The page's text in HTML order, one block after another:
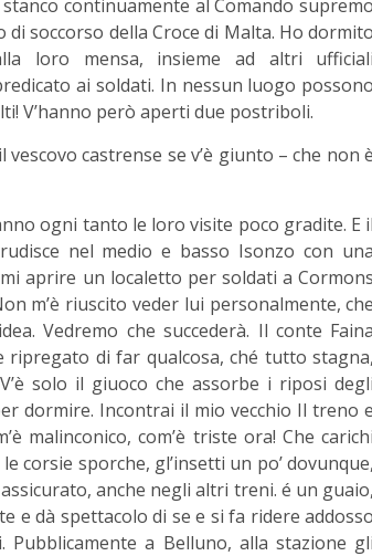
continuamente al Comando supremo
soccorso della Croce di Malta. Ho dormito
loro mensa, insieme ad altri ufficiali
ai soldati. In nessun luogo possono
V’hanno però aperti due postriboli.
castrense se v’è giunto – che non è
ogni tanto le loro visite poco gradite. E il
nel medio e basso Isonzo con una
aprire un localetto per soldati a Cormons
m’è riuscito veder lui personalmente, che
Vedremo che succederà. Il conte Faina
ripregato di far qualcosa, ché tutto stagna,
solo il giuoco che assorbe i riposi degli
dormire. Incontrai il mio vecchio II treno e
malinconico, com’è triste ora! Che carichi
corsie sporche, gl’insetti un po’ dovunque,
anche negli altri treni. é un guaio,
e dà spettacolo di se e si fa ridere addosso
a Belluno, alla stazione gli